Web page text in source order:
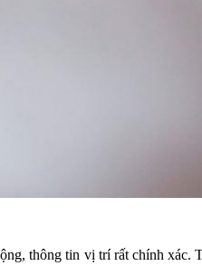
thông tin vị trí rất chính